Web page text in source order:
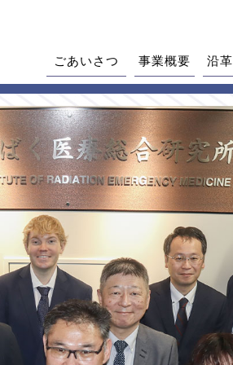
ごあいさつ 事業概要 沿革